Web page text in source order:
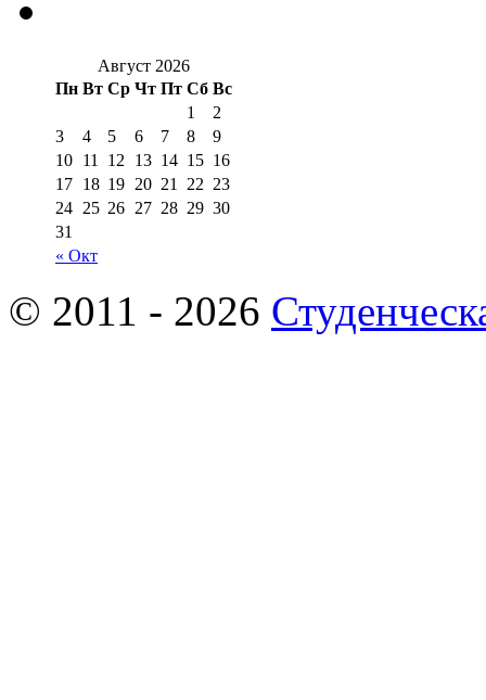
Август 2026
Пн Вт Ср Чт Пт Сб Вс
« Окт
1
2
3
4 5 6 7 8
9
10 11 12 13 14 15 16
17 18 19 20 21 22 23
24 25 26 27 28 29 30
31
© 2011 - 2026